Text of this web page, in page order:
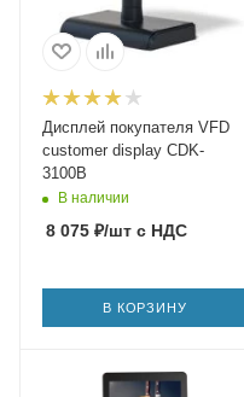
Дисплей покупателя VFD
customer display CDK-
3100B
В наличии
8 075 ₽/шт с НДС
В КОРЗИНУ